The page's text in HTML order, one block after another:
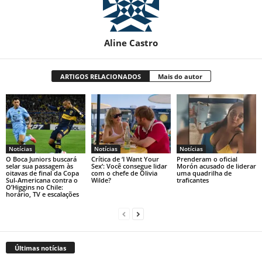
Aline Castro
ARTIGOS RELACIONADOS Mais do autor
Notícias
O Boca Juniors buscará
selar sua passagem às
oitavas de final da Copa
Sul-Americana contra o
O’Higgins no Chile:
horário, TV e escalações
Notícias
Crítica de ‘I Want Your
Sex’: Você consegue lidar
com o chefe de Olivia
Wilde?
Notícias
Prenderam o oficial
Morón acusado de liderar
uma quadrilha de
traficantes
Últimas notícias